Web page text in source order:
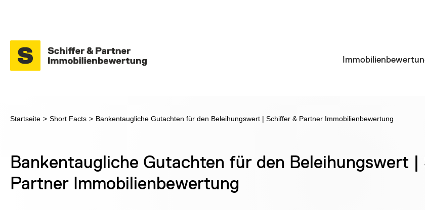
Startseite > Short Facts > Bankentaugliche Gutachten für den Beleihungswert | Schiffer & Partner Immobilienbewertung
Bankentaugliche Gutachten für den Beleihungswert
Partner Immobilienbewertung